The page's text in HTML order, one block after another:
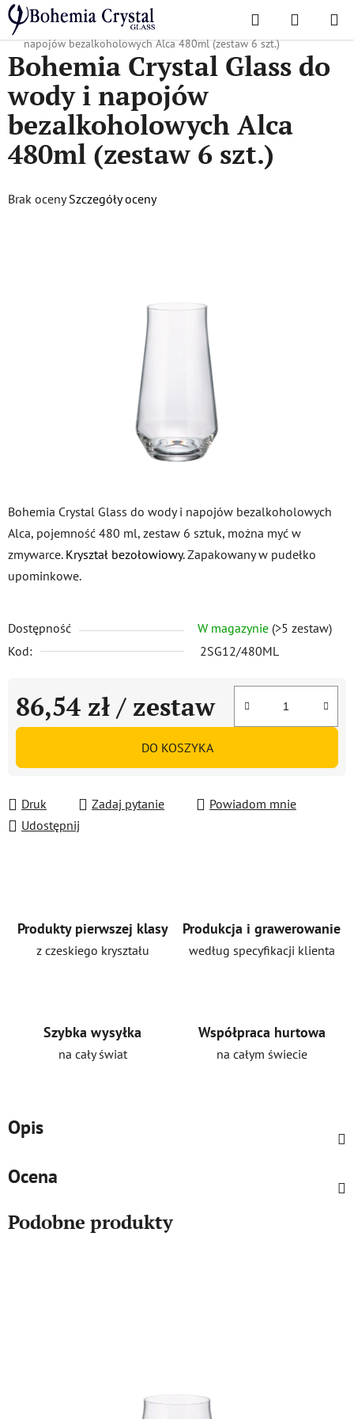
Przejść
do
treści
Szukaj KOSZYK
Home
/ Popularne kolekcje / Alka
Bohemia Crystal Glass do wody i
napojów bezalkoholowych Alca 480ml (zestaw 6 szt.)
Bohemia Crystal Glass do wody i napojów bezalkoholowych
Alca, pojemność 480 ml, zestaw 6 sztuk, można myć w
zmywarce. Kryształ bezołowiowy. Zapakowany w pudełko
upominkowe.
Dostępność W magazynie (>5 zestaw)
Kod:
2SG12/480ML
86,54 zł / zestaw
Cena jednostkowa:
DO KOSZYKA
Druk Zadaj pytanie
Powiadom mnie
Udostępnij
Bohemia Crystal Glass do
wody i napojów
bezalkoholowych Alca
480ml (zestaw 6 szt.)
Średnia
Brak oceny Szczegóły oceny
Produkty pierwszej klasy
z czeskiego kryształu
Produkcja i grawerowanie
według specyfikacji klienta
Szybka wysyłka
na cały świat
Współpraca hurtowa
na całym świecie
Opis
Ocena
Podobne produkty